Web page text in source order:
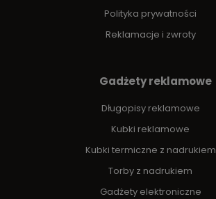
Polityka prywatności
Reklamacje i zwroty
Gadżety reklamowe
Długopisy reklamowe
Kubki reklamowe
Kubki termiczne z nadrukiem
Torby z nadrukiem
Gadżety elektroniczne